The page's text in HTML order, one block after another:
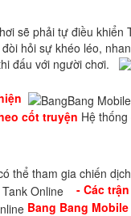
sẽ phải tự điều khiển
hỏi sự khéo léo,
đấu với người chơi.
cốt truyện Hệ
thể tham gia chiến
- Các
Bang Bang Mobile